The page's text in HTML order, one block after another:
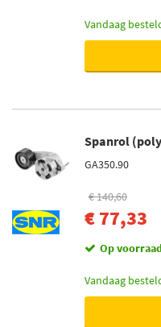
Vandaag
Spanrol
GA350.90
€ 140,60
€ 77,33
Op
Vandaag